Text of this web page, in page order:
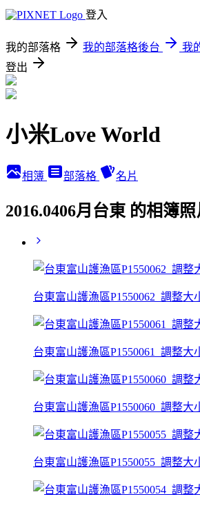
登入
我的部落格 我的部落格後台
我
登出
小米Love World
相簿 部落格 名片
2016.0406月台東 的相簿照
台東富山護漁區P1550062_調整大
台東富山護漁區P1550061_調整大
台東富山護漁區P1550060_調整大
台東富山護漁區P1550055_調整大